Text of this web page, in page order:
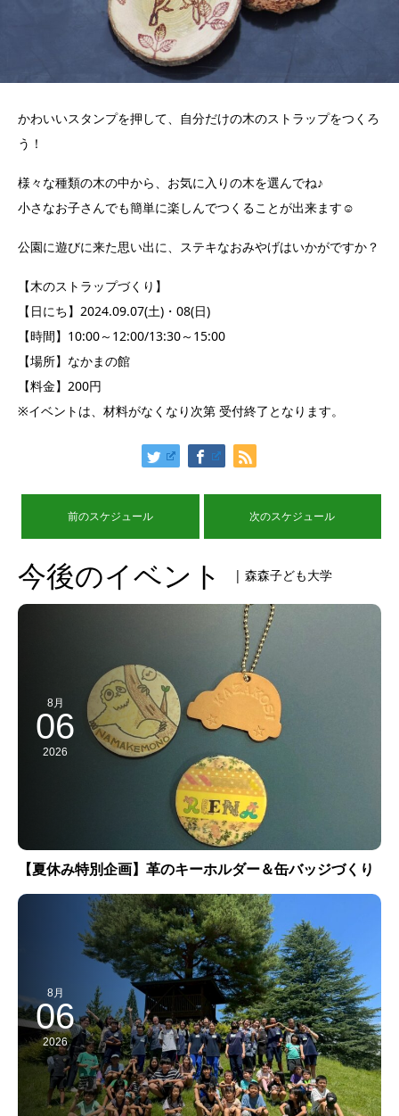
かわいいスタンプを押して、自分だけの木のストラップをつくろ
う！
様々な種類の木の中から、お気に入りの木を選んでね♪
小さなお子さんでも簡単に楽しんでつくることが出来ます☺
公園に遊びに来た思い出に、ステキなおみやげはいかがですか？
【木のストラップづくり】
【日にち】2024.09.07(土)・08(日)
【時間】10:00～12:00/13:30～15:00
【場所】なかまの館
【料金】200円
※イベントは、材料がなくなり次第 受付終了となります。
前のスケジュール 次のスケジュール
今後のイベント | 森森子ども大学
8月
06
2026
【夏休み特別企画】革のキーホルダー＆缶バッジづくり
8月
06
2026